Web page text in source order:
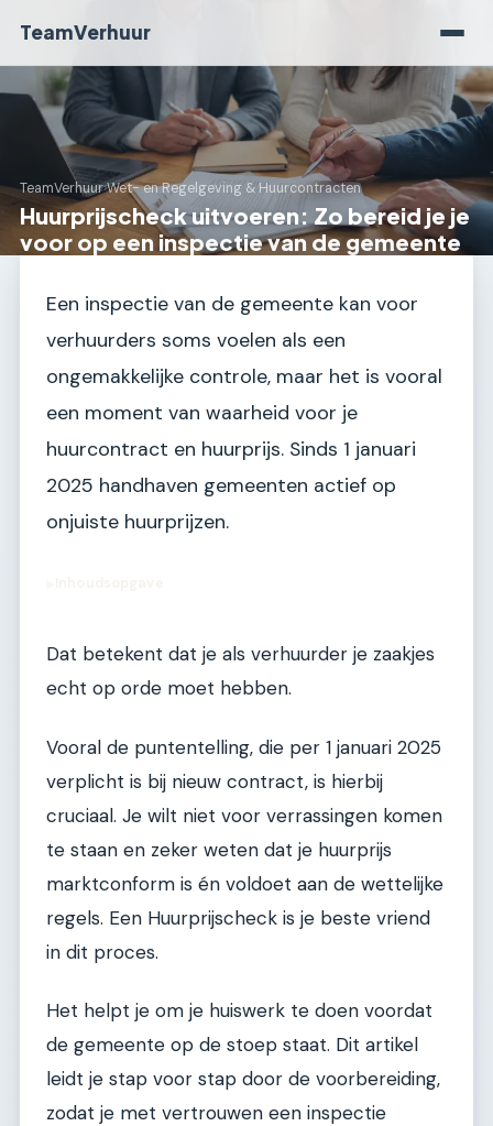
TeamVerhuur
TeamVerhuur›Wet- en Regelgeving & Huurcontracten
Huurprijscheck uitvoeren: Zo bereid je je
voor op een inspectie van de gemeente
Een inspectie van de gemeente kan voor
verhuurders soms voelen als een
ongemakkelijke controle, maar het is vooral
een moment van waarheid voor je
huurcontract en huurprijs. Sinds 1 januari
2025 handhaven gemeenten actief op
onjuiste huurprijzen.
Dat betekent dat je als verhuurder je zaakjes
echt op orde moet hebben.
Vooral de puntentelling, die per 1 januari 2025
verplicht is bij nieuw contract, is hierbij
cruciaal. Je wilt niet voor verrassingen komen
te staan en zeker weten dat je huurprijs
marktconform is én voldoet aan de wettelijke
regels. Een Huurprijscheck is je beste vriend
in dit proces.
Het helpt je om je huiswerk te doen voordat
de gemeente op de stoep staat. Dit artikel
leidt je stap voor stap door de voorbereiding,
zodat je met vertrouwen een inspectie